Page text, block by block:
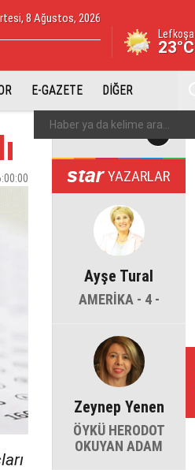
8 Ağustos, 2026
Lefkoşa
23°C
E-GAZETE DİĞER
YAZARLAR
Ayşe Tural
AMERİKA - 4 -
Zeynep Yenen
ÖYKÜ HERODOT
OKUYAN ADAM